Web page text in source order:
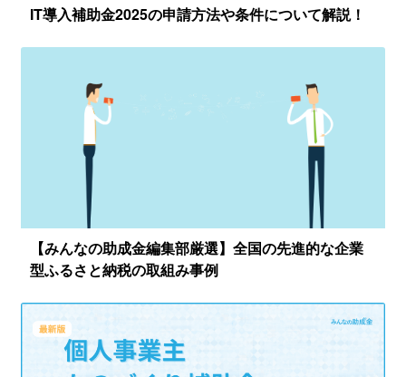
IT導入補助金2025の申請方法や条件について解説！
【みんなの助成金編集部厳選】全国の先進的な企業
型ふるさと納税の取組み事例